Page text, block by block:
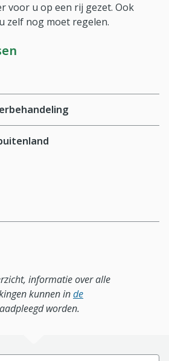
voor u op een rij gezet. Ook
zelf nog moet regelen.
informatie over alle
kunnen inde
worden.